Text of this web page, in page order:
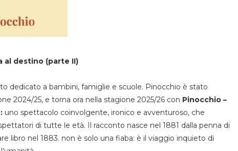
al destino (parte II)
dedicato a bambini, famiglie e scuole. Pinocchio è stato
2024/25, e torna ora nella stagione 2025/26 con Pinocchio –
uno spettacolo coinvolgente, ironico e avventuroso, che
di tutte le età. Il racconto nasce nel 1881 dalla penna di
libro nel 1883. non è solo una fiaba: è il viaggio inquieto di